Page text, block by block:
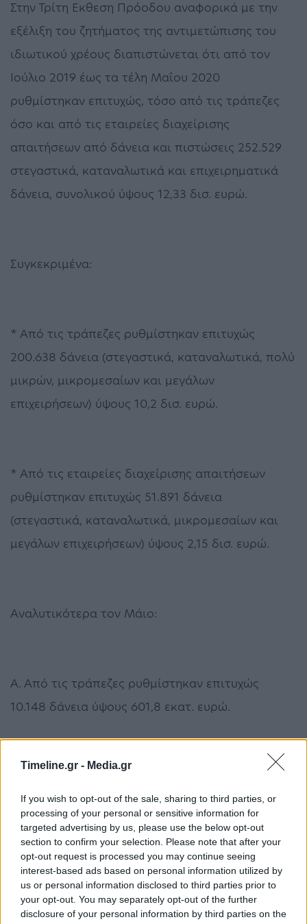
Timeline.gr - Media.gr
If you wish to opt-out of the sale, sharing to third parties, or
processing of your personal or sensitive information for
targeted advertising by us, please use the below opt-out
section to confirm your selection. Please note that after your
opt-out request is processed you may continue seeing
interest-based ads based on personal information utilized by
us or personal information disclosed to third parties prior to
your opt-out. You may separately opt-out of the further
disclosure of your personal information by third parties on the
Στην Τρίτη Εκθεση Πρόοδου αναφορικά με την
εξέλιξη του ζητήματος της αντιμετώπισης του
ιδιωτικού χρέους διαπιστώνεται ότι από τον
Ιούλιο 2019 έως τα τέλη Μαΐου 2020
ρυθμίστηκαν επιτυχώς, τόσο από τις τράπεζες
όσο και από τις εταιρείες διαχείρισης
απαιτήσεων από δάνεια και πιστώσεις 252.529
στεγαστικά, καταναλωτικά και επιχειρηματικά
δάνεια, συνολικού ύψους 12,33 δισ. ευρώ.
Συγκεκριμένα:
* Από τις τράπεζες ρυθμίστηκαν επιτυχώς
200.638 δάνεια (στεγαστικά, καταναλωτικά, πολύ
μικρών, μικρομεσαίων και μεγάλων
επιχειρήσεων) ύψους 10,2 δισ. ευρώ.
* Από τις εταιρείες διαχείρισης απαιτήσεων
ρυθμίστηκαν επιτυχώς 51.891 δάνεια
(στεγαστικά, καταναλωτικά, μικρομεσαίων και
μεγάλων επιχειρήσεων) ύψους 2,15 δισ. ευρώ.
Αναλυτικότερα τον Μάιο:
A. Aπό τις τράπεζες ρυθμίστηκαν επιτυχώς
10.148 δάνεια ύψους 601,8 εκατ. ευρώ.
Εκ των δανείων αυτών:
– 4.188 δάνεια (41,27%) ήταν στεγαστικά ύψους
288,88 εκατ. ευρώ.